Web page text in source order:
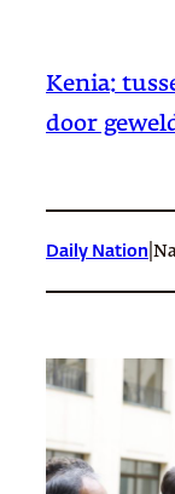
Kenia:
door
Daily Nation